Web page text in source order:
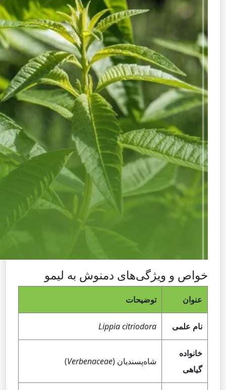
خواص و ویژگی‌های دمنوش به لیمو
عنوان توضیحات
نام علمی Lippia citriodora
خانواده
گیاهی
شاه‌پسندیان (Verbenaceae
)